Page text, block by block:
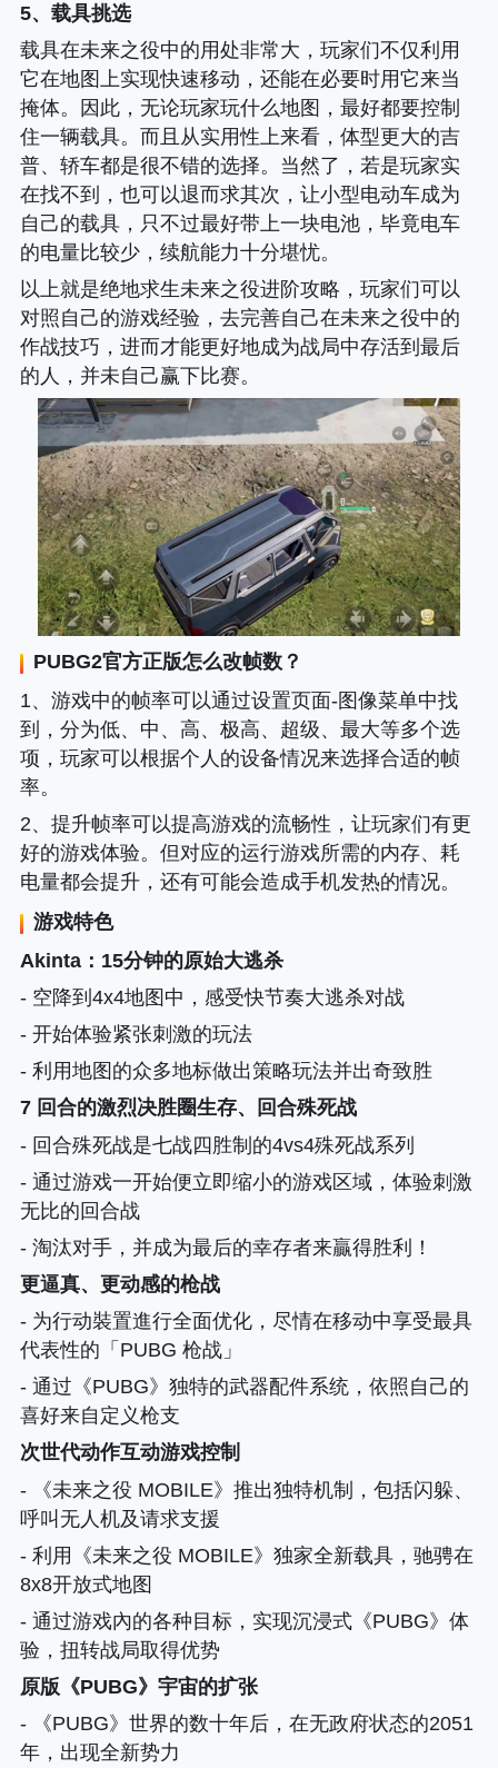
5、载具挑选
载具在未来之役中的用处非常大，玩家们不仅利用
它在地图上实现快速移动，还能在必要时用它来当
掩体。因此，无论玩家玩什么地图，最好都要控制
住一辆载具。而且从实用性上来看，体型更大的吉
普、轿车都是很不错的选择。当然了，若是玩家实
在找不到，也可以退而求其次，让小型电动车成为
自己的载具，只不过最好带上一块电池，毕竟电车
的电量比较少，续航能力十分堪忧。
以上就是绝地求生未来之役进阶攻略，玩家们可以
对照自己的游戏经验，去完善自己在未来之役中的
作战技巧，进而才能更好地成为战局中存活到最后
的人，并未自己赢下比赛。
PUBG2官方正版怎么改帧数？
1、游戏中的帧率可以通过设置页面-图像菜单中找
到，分为低、中、高、极高、超级、最大等多个选
项，玩家可以根据个人的设备情况来选择合适的帧
率。
2、提升帧率可以提高游戏的流畅性，让玩家们有更
好的游戏体验。但对应的运行游戏所需的内存、耗
电量都会提升，还有可能会造成手机发热的情况。
游戏特色
Akinta：15分钟的原始大逃杀
- 空降到4x4地图中，感受快节奏大逃杀对战
- 开始体验紧张刺激的玩法
- 利用地图的众多地标做出策略玩法并出奇致胜
7 回合的激烈决胜圈生存、回合殊死战
- 回合殊死战是七战四胜制的4vs4殊死战系列
- 通过游戏一开始便立即缩小的游戏区域，体验刺激
无比的回合战
- 淘汰对手，并成为最后的幸存者来贏得胜利！
更逼真、更动感的枪战
- 为行动裝置進行全面优化，尽情在移动中享受最具
代表性的「PUBG 枪战」
- 通过《PUBG》独特的武器配件系统，依照自己的
喜好来自定义枪支
次世代动作互动游戏控制
- 《未来之役 MOBILE》推出独特机制，包括闪躲、
呼叫无人机及请求支援
- 利用《未来之役 MOBILE》独家全新载具，驰骋在
8x8开放式地图
- 通过游戏內的各种目标，实现沉浸式《PUBG》体
验，扭转战局取得优势
原版《PUBG》宇宙的扩张
- 《PUBG》世界的数十年后，在无政府状态的2051
年，出现全新势力